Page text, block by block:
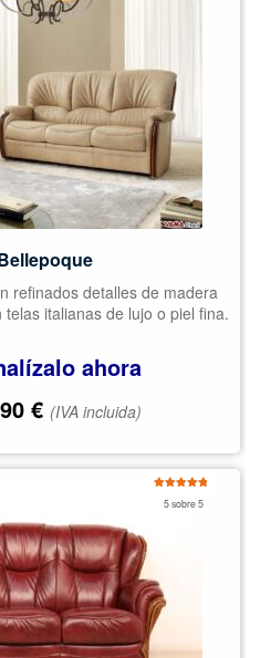
refinados detalles de madera
italianas de lujo o piel fina.
ahora
€ (IVA incluida)
5 sobre 5